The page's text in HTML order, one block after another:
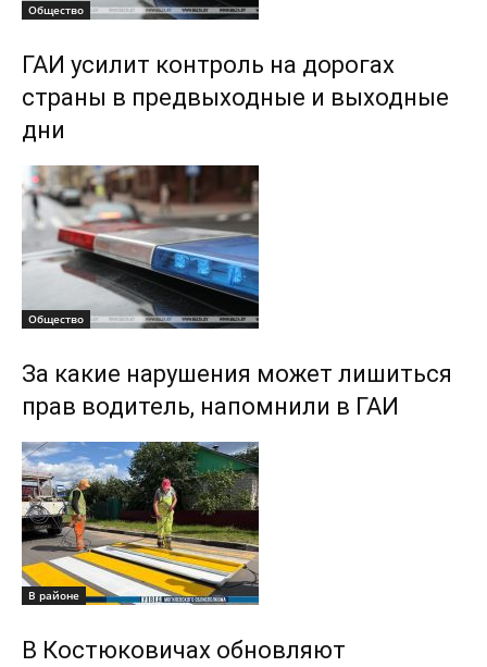
Общество
ГАИ усилит контроль на дорогах
страны в предвыходные и выходные
дни
Общество
За какие нарушения может лишиться
прав водитель, напомнили в ГАИ
В районе
В Костюковичах обновляют